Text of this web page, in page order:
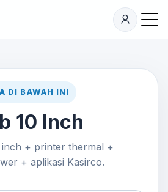
DI BAWAH INI
10 Inch
inch + printer thermal +
+ aplikasi Kasirco.